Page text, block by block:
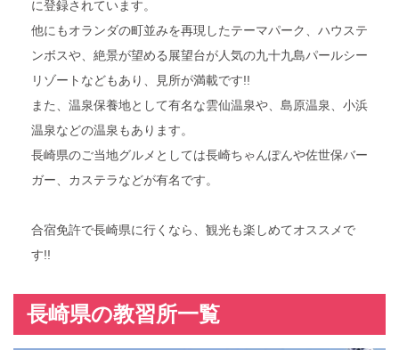
に登録されています。
他にもオランダの町並みを再現したテーマパーク、ハウステ
ンボスや、絶景が望める展望台が人気の九十九島パールシー
リゾートなどもあり、見所が満載です!!
また、温泉保養地として有名な雲仙温泉や、島原温泉、小浜
温泉などの温泉もあります。
長崎県のご当地グルメとしては長崎ちゃんぽんや佐世保バー
ガー、カステラなどが有名です。
合宿免許で長崎県に行くなら、観光も楽しめてオススメで
す!!
長崎県の教習所一覧